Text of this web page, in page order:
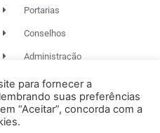
Portarias
Conselhos
Administração
RESERVADOS.
para fornecer a
suas preferências
“Aceitar”, concorda com a